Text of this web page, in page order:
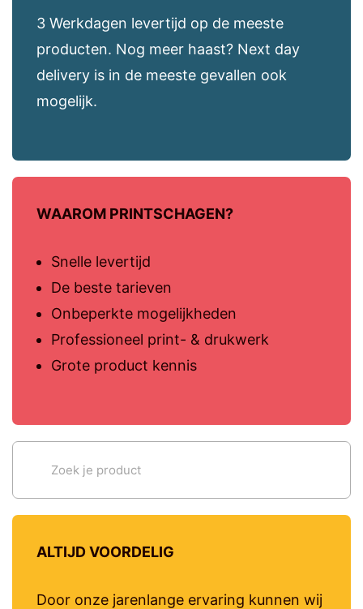
3 Werkdagen levertijd op de meeste
producten. Nog meer haast? Next day
delivery is in de meeste gevallen ook
mogelijk.
WAAROM PRINTSCHAGEN?
Snelle levertijd
De beste tarieven
Onbeperkte mogelijkheden
Professioneel print- & drukwerk
Grote product kennis
ALTIJD VOORDELIG
Door onze jarenlange ervaring kunnen wij